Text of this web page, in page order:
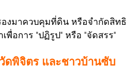
งมาควบคุมที่ดิน หรือจำกัดสิทธิ
พื่อการ "ปฏิรูป" หรือ "จัดสรร"
ดพิจิตร และชาวบ้านซับ